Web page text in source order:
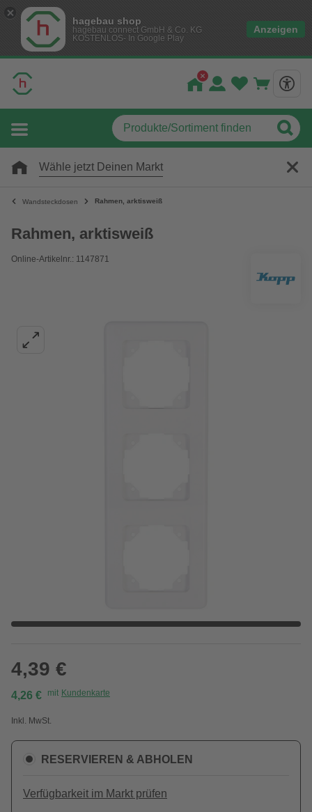
hagebau shop
hagebau connect GmbH & Co. KG
KOSTENLOS- In Google Play
Anzeigen
Wähle jetzt Deinen Markt
Wandsteckdosen Rahmen, arktisweiß
Rahmen, arktisweiß
Online-Artikelnr.: 1147871
4,39 €
4,26 € mit Kundenkarte
Inkl. MwSt.
RESERVIEREN & ABHOLEN
Verfügbarkeit im Markt prüfen